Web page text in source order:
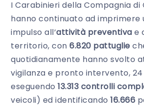
I Carabinieri della Compagnia di
hanno continuato ad imprimere
impulso all’attività preventiva e
territorio, con 6.820 pattuglie
quotidianamente hanno svolto
vigilanza e pronto intervento, 24
eseguendo 13.313 controlli
veicoli) ed identificando 16.666